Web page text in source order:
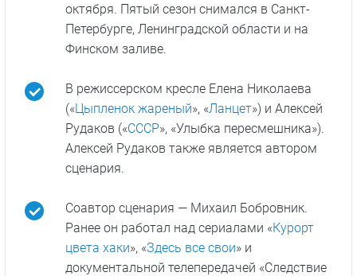
октября. Пятый сезон снимался в Санкт-
Петербурге, Ленинградской области и на
Финском заливе.
В режиссерском кресле Елена Николаева
(«Цыпленок жареный», «Ланцет») и Алексей
Рудаков («СССР», «Улыбка пересмешника»).
Алексей Рудаков также является автором
сценария.
Соавтор сценария — Михаил Бобровник.
Ранее он работал над сериалами «Курорт
цвета хаки», «Здесь все свои» и
документальной телепередачей «Следствие